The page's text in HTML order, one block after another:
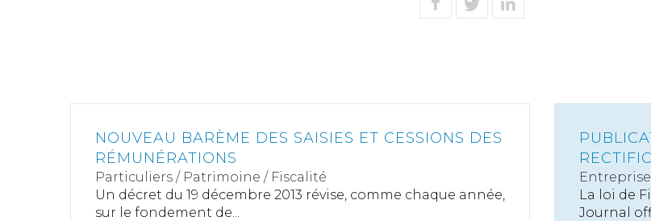
NOUVEAU BARÈME DES SAISIES ET CESSIONS DES
RÉMUNÉRATIONS
Particuliers / Patrimoine / Fiscalité
Un décret du 19 décembre 2013 révise, comme chaque année,
sur le fondement de...
La loi de
Journal